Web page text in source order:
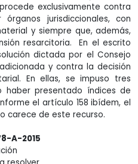
exclusivamente contra
jurisdiccionales, con
y siempre que, además,
resarcitoria. En el escrito
dictada por el Consejo
y contra la decisión
En ellas, se impuso tres
haber presentado índices de
el artículo 158 ibídem, el
carece de este recurso.
A-2015